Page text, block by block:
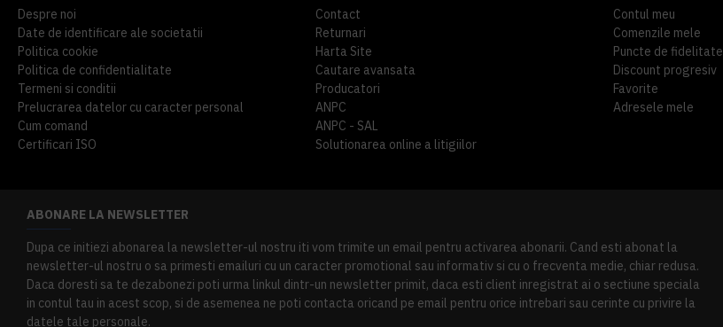
Despre noi
Date de identificare ale societatii
Politica cookie
Politica de confidentialitate
Termeni si conditii
Prelucrarea datelor cu caracter personal
Cum comand
Certificari ISO
Contact
Returnari
Harta Site
Cautare avansata
Producatori
ANPC
ANPC - SAL
Solutionarea online a litigiilor
Contul meu
Comenzile mele
Puncte de fidelitate
Discount progresiv
Favorite
Adresele mele
ABONARE LA NEWSLETTER
Dupa ce initiezi abonarea la newsletter-ul nostru iti vom trimite un email pentru activarea abonarii. Cand esti abonat la
newsletter-ul nostru o sa primesti emailuri cu un caracter promotional sau informativ si cu o frecventa medie, chiar redusa.
Daca doresti sa te dezabonezi poti urma linkul dintr-un newsletter primit, daca esti client inregistrat ai o sectiune speciala
in contul tau in acest scop, si de asemenea ne poti contacta oricand pe email pentru orice intrebari sau cerinte cu privire la
datele tale personale.